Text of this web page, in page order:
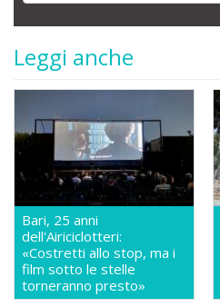
Leggi anche
Bari, 25 anni
dell'Airiciclotteri:
«Costretti allo stop, ma i
film sotto le stelle
torneranno presto»